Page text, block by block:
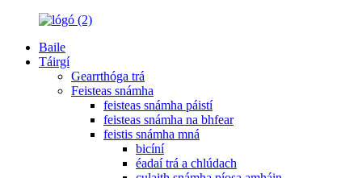
Baile
Táirgí
Gearrthóga trá
Feisteas snámha
feisteas snámha páistí
feisteas snámha na bhfear
feistis snámha mná
bicíní
éadaí trá a chlúdach